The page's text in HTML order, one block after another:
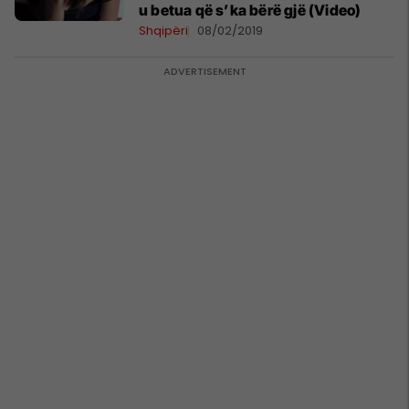
u betua që s’ka bërë gjë (Video)
Shqipëri 08/02/2019